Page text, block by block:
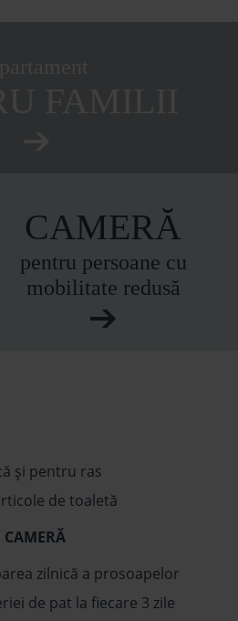
CAMERĂ
pentru persoane cu
mobilitate redusă
și pentru ras
de toaletă
CAMERĂ
zilnică a prosoapelor
de pat la fiecare 3 zile